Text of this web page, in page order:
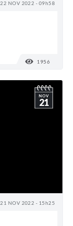
22 NOV 2022 - 09h58
1956
21 NOV 2022 - 15h25
NOV
21